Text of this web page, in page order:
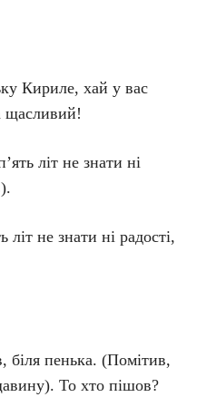
Кириле, хай у вас
щасливий!
літ не знати ні
не знати ні радості,
біля пенька. (Помітив,
То хто пішов?